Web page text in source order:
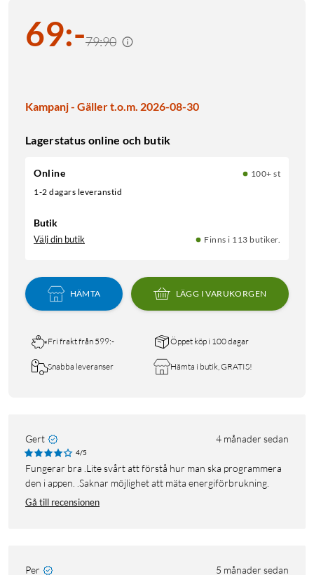
69:-79:90
Kampanj - Gäller t.o.m. 2026-08-30
Lagerstatus online och butik
Online
100+ st
1-2 dagars leveranstid
Butik
Välj din butik Finns i 113 butiker.
HÄMTA LÄGG I VARUKORGEN
Fri frakt från 599:- Öppet köp i 100 dagar
Snabba leveranser Hämta i butik, GRATIS!
Gert 4 månader sedan
4/5
Fungerar bra .Lite svårt att förstå hur man ska programmera
den i appen. .Saknar möjlighet att mäta energiförbrukning.
Gå till recensionen
Per 5 månader sedan